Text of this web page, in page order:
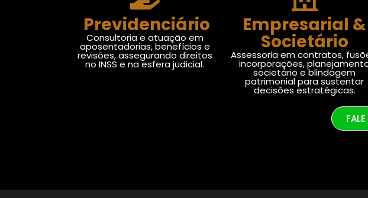
Previdenciário
Consultoria e atuação em
aposentadorias, benefícios e
revisões, assegurando direitos
no INSS e na esfera judicial.
Empresarial &
Societário
Assessoria em contratos,
incorporações,
societário e blindagem
patrimonial para sustentar
decisões estratégicas.